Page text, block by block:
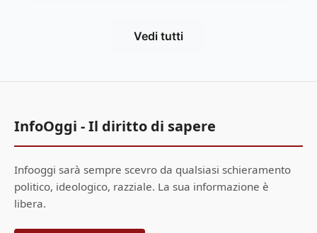
Vedi tutti
InfoOggi - Il diritto di sapere
Infooggi sarà sempre scevro da qualsiasi schieramento
politico, ideologico, razziale. La sua informazione è
libera.